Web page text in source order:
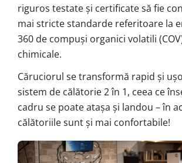
riguros testate și certificate să fie
mai stricte standarde referitoare la
360 de compuși organici volatili
chimicale.
Căruciorul se transformă rapid și
sistem de călătorie 2 în 1, ceea ce
cadru se poate atașa și landou – în
călătoriile sunt și mai confortabile!